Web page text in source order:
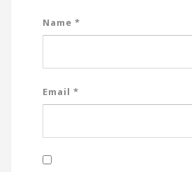
Name *
Email *